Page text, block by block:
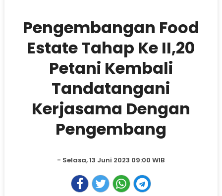
Pengembangan Food
Estate Tahap Ke II,20
Petani Kembali
Tandatangani
Kerjasama Dengan
Pengembang
- Selasa, 13 Juni 2023 09:00 WIB